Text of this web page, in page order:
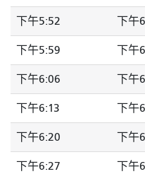
下午5:52 下午
下午5:59 下午
下午6:06 下午
下午6:13 下午
下午6:20 下午
下午6:27 下午